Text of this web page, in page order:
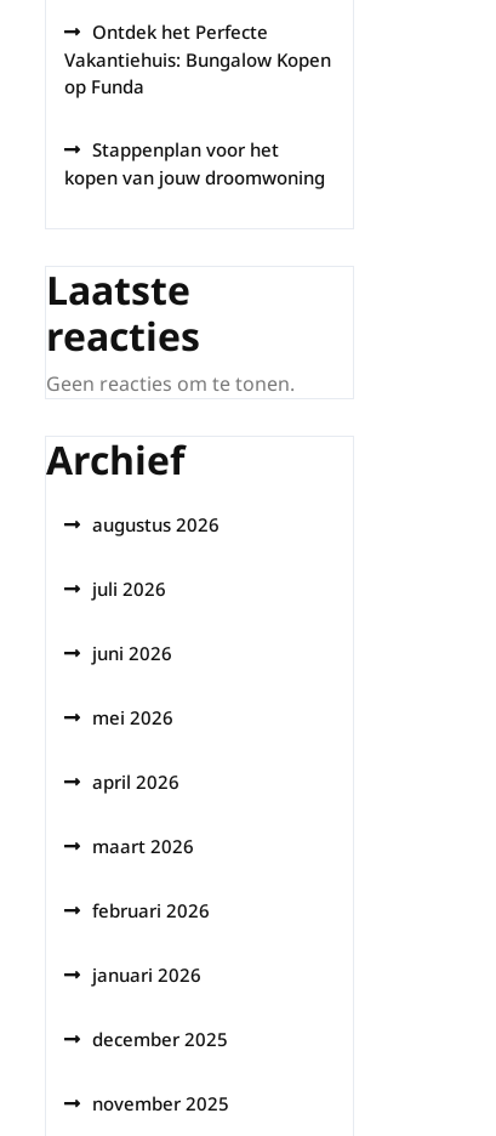
Ontdek het Perfecte
Vakantiehuis: Bungalow Kopen
op Funda
Stappenplan voor het
kopen van jouw droomwoning
Laatste
reacties
Geen reacties om te tonen.
Archief
augustus 2026
juli 2026
juni 2026
mei 2026
april 2026
maart 2026
februari 2026
januari 2026
december 2025
november 2025